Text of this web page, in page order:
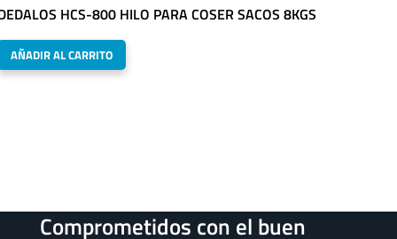
HCS-800 HILO PARA COSER SACOS 8KGS
AÑADIR AL CARRITO
Comprometidos con el buen